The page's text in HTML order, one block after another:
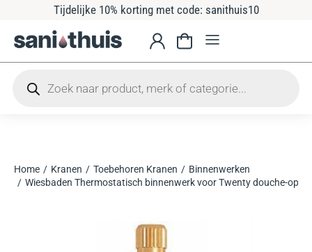
Tijdelijke 10% korting met code: sanithuis10
Je bent hier:
Home Kranen Toebehoren Kranen
Binnenwerken
Wiesbaden Thermostatisch binnenwerk voor Twenty douche-